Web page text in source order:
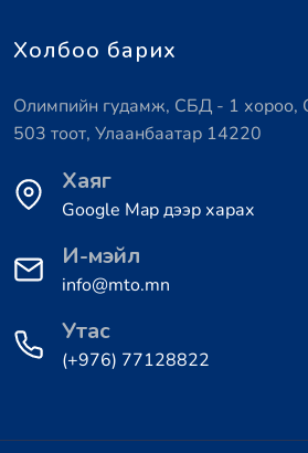
Холбоо барих
Олимпийн гудамж, СБД - 1 хороо,
503 тоот, Улаанбаатар 14220
Хаяг
Google Map дээр харах
И-мэйл
info@mto.mn
Утас
(+976) 77128822